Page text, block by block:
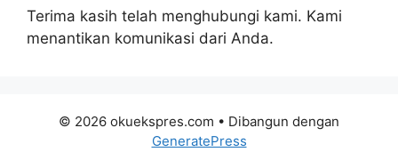
Terima kasih telah menghubungi kami. Kami
menantikan komunikasi dari Anda.
© 2026 okuekspres.com • Dibangun dengan
GeneratePress